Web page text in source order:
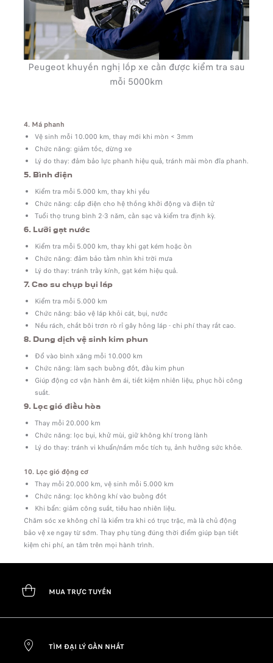
Peugeot khuyến nghị lốp xe cần được kiểm tra sau
mỗi 5000km
4. Má phanh
Vệ sinh mỗi 10.000 km, thay mới khi mòn < 3mm
Chức năng: giảm tốc, dừng xe
Lý do thay: đảm bảo lực phanh hiệu quả, tránh mài mòn đĩa phanh.
5. Bình điện
Kiểm tra mỗi 5.000 km, thay khi yếu
Chức năng: cấp điện cho hệ thống khởi động và điện tử
Tuổi thọ trung bình 2-3 năm, cần sạc và kiểm tra định kỳ.
6. Lưỡi gạt nước
Kiểm tra mỗi 5.000 km, thay khi gạt kém hoặc ồn
Chức năng: đảm bảo tầm nhìn khi trời mưa
Lý do thay: tránh trầy kính, gạt kém hiệu quả.
7. Cao su chụp bụi láp
Kiểm tra mỗi 5.000 km
Chức năng: bảo vệ láp khỏi cát, bụi, nước
Nếu rách, chất bôi trơn rò rỉ gây hỏng láp - chi phí thay rất cao.
8. Dung dịch vệ sinh kim phun
Đổ vào bình xăng mỗi 10.000 km
Chức năng: làm sạch buồng đốt, đầu kim phun
Giúp động cơ vận hành êm ái, tiết kiệm nhiên liệu, phục hồi công
suất.
9. Lọc gió điều hòa
Thay mỗi 20.000 km
Chức năng: lọc bụi, khử mùi, giữ không khí trong lành
Lý do thay: tránh vi khuẩn/nấm mốc tích tụ, ảnh hưởng sức khỏe.
10. Lọc gió động cơ
Thay mỗi 20.000 km, vệ sinh mỗi 5.000 km
Chức năng: lọc không khí vào buồng đốt
Khi bẩn: giảm công suất, tiêu hao nhiên liệu.
Chăm sóc xe không chỉ là kiểm tra khi có trục trặc, mà là chủ động
bảo vệ xe ngay từ sớm. Thay phụ tùng đúng thời điểm giúp bạn tiết
kiệm chi phí, an tâm trên mọi hành trình.
MUA TRỰC TUYẾN
TÌM ĐẠI LÝ GẦN NHẤT